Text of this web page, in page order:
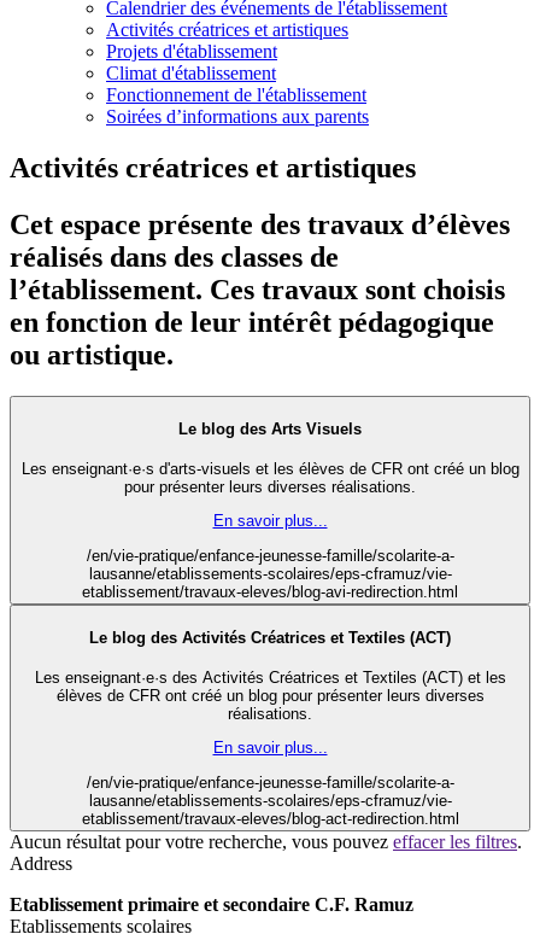
Calendrier des événements de l'établissement
Activités créatrices et artistiques
Projets d'établissement
Climat d'établissement
Fonctionnement de l'établissement
Soirées d’informations aux parents
Activités créatrices et artistiques
Cet espace présente des travaux d’élèves
réalisés dans des classes de
l’établissement. Ces travaux sont choisis
en fonction de leur intérêt pédagogique
ou artistique.
Le blog des Arts Visuels
Les enseignant·e·s d'arts-visuels et les élèves de CFR ont créé un blog
pour présenter leurs diverses réalisations.
En savoir plus...
/en/vie-pratique/enfance-jeunesse-famille/scolarite-a-
lausanne/etablissements-scolaires/eps-cframuz/vie-
etablissement/travaux-eleves/blog-avi-redirection.html
Le blog des Activités Créatrices et Textiles (ACT)
Les enseignant·e·s des Activités Créatrices et Textiles (ACT) et les
élèves de CFR ont créé un blog pour présenter leurs diverses
réalisations.
En savoir plus...
/en/vie-pratique/enfance-jeunesse-famille/scolarite-a-
lausanne/etablissements-scolaires/eps-cframuz/vie-
etablissement/travaux-eleves/blog-act-redirection.html
Aucun résultat pour votre recherche, vous pouvez effacer les filtres.
Address
Etablissement primaire et secondaire C.F. Ramuz
Etablissements scolaires